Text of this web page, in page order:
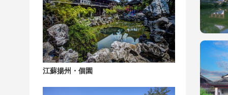
江蘇揚州・個園